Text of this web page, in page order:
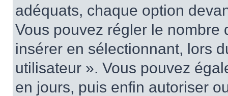
adéquats, chaque option
Vous pouvez régler le nombre
insérer en sélectionnant, lors
utilisateur ». Vous pouvez
en jours, puis enfin autoriser